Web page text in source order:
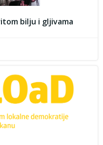
bilju i gljivama